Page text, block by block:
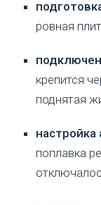
ровная
крепится
поднятая
настройка
поплавка